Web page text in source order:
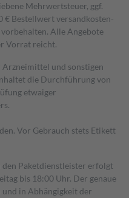
Mehrwertsteuer, ggf.
€ Bestell­wert versand­kosten­
Alle Angebote
Vorrat reicht.
Arzneimittel und sonstigen
die Durchführung von
etwaiger
Vor Gebrauch stets Etikett
den Paketdienstleister erfolgt
bis 18:00 Uhr. Der genaue
in Abhängigkeit der